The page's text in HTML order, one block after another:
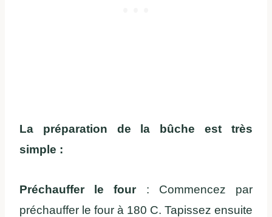
La préparation de la bûche est très
simple :
Préchauffer le four: Commencez par
préchauffer le four à 180 C. Tapissez ensuite